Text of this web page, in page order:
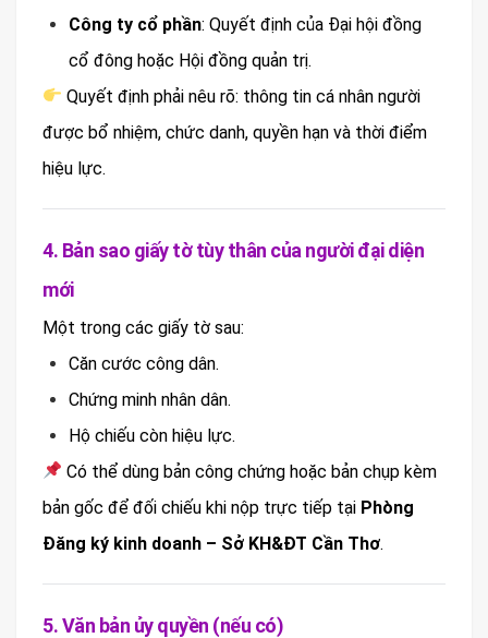
Công ty cổ phần: Quyết định của Đại hội đồng
cổ đông hoặc Hội đồng quản trị.
Quyết định phải nêu rõ: thông tin cá nhân người
được bổ nhiệm, chức danh, quyền hạn và thời điểm
hiệu lực.
4. Bản sao giấy tờ tùy thân của người đại diện
mới
Một trong các giấy tờ sau:
Căn cước công dân.
Chứng minh nhân dân.
Hộ chiếu còn hiệu lực.
Có thể dùng bản công chứng hoặc bản chụp kèm
bản gốc để đối chiếu khi nộp trực tiếp tại Phòng
Đăng ký kinh doanh – Sở KH&ĐT Cần Thơ.
5. Văn bản ủy quyền (nếu có)